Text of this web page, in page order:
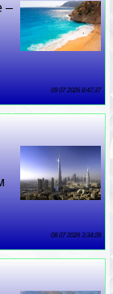
–
09 07 2026 8:47:37
08 07 2026 3:34:28